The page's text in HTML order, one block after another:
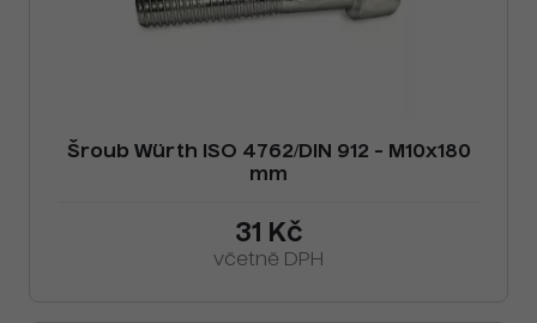
Šroub Würth ISO 4762/DIN 912 - M10x180
mm
31 Kč
včetně DPH